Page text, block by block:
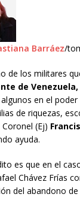
Barráez/
de los militares
de
en el
de riquezas,
(Ej)
ayuda.
es que en el
Chávez Frías
del abandono